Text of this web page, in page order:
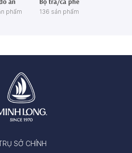
phẩm 136 sản phẩm
SỞ CHÍNH